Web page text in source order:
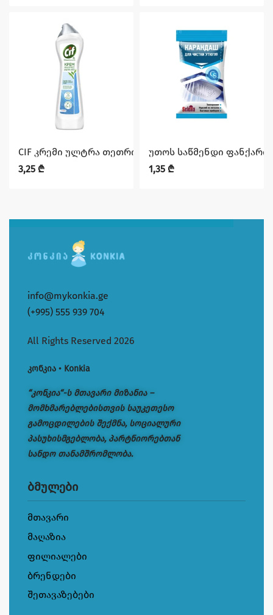
CIF კრემი ულტრა თეთრი 500 მლ
3,25 ₾
უთოს საწმენდი ფანქარი
1,35 ₾
info@mykonkia.ge
(+995) 555 939 704
All Rights Reserved 2026
კონკია • Konkia
“კონკია“-ს მთავარი მიზანია –
მომხმარებლებისთვის საუკეთესო
გამოცდილების შექმნა, სოციალური
პასუხისმგებლობა, პარტნიორებთან
სანდო თანამშრომლობა.
ბმულები
მთავარი
მაღაზია
ფილიალები
ბრენდები
შეთავაზებები